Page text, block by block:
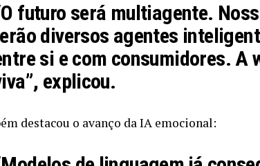
futuro será multiagente.
diversos agentes
si e com consumidores. A
explicou.
destacou o avanço da IA emocional: